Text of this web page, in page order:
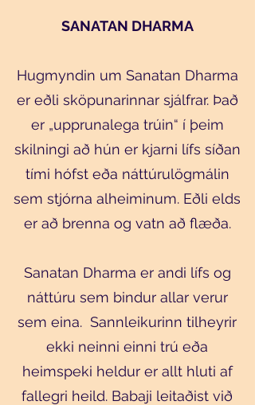
SANATAN DHARMA
Hugmyndin um Sanatan Dharma
er eðli sköpunarinnar sjálfrar. Það
er „upprunalega trúin“ í þeim
skilningi að hún er kjarni lífs síðan
tími hófst eða náttúrulögmálin
sem stjórna alheiminum. Eðli elds
er að brenna og vatn að flæða.
Sanatan Dharma er andi lífs og
náttúru sem bindur allar verur
sem eina. Sannleikurinn tilheyrir
ekki neinni einni trú eða
heimspeki heldur er allt hluti af
fallegri heild. Babaji leitaðist við